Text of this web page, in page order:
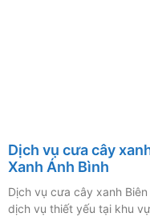
Dịch vụ cưa cây
Xanh Ánh Bình
Dịch vụ cưa cây xanh
dịch vụ thiết yếu tại khu